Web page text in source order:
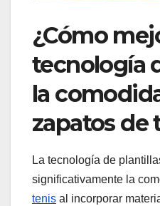
¿Cómo
tecnología
la
zapatos de
La tecnología de
significativamente la
tenis al incorporar